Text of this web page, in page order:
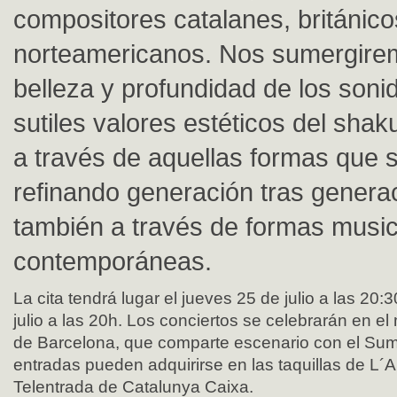
compositores catalanes,
norteamericanos. Nos
belleza y profundidad de los
sutiles valores estéticos del
a través de aquellas formas que
refinando generación tras
también a través de formas
contemporáneas.
La cita tendrá lugar el jueves 25 de julio a las
julio a las 20h. Los conciertos se celebrarán en el
de Barcelona, que comparte escenario con el
entradas pueden adquirirse en las taquillas de
Telentrada de Catalunya Caixa.